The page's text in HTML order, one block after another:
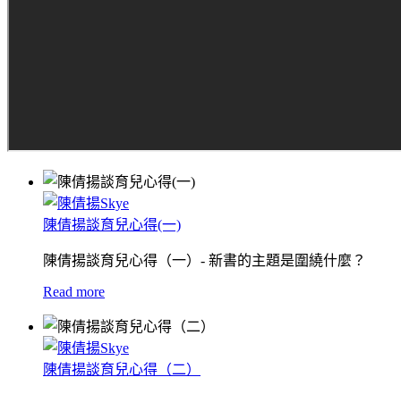
陳倩揚談育兒心得(一)
陳倩揚談育兒心得（一）- 新書的主題是圍繞什麼？
Read more
陳倩揚談育兒心得（二）